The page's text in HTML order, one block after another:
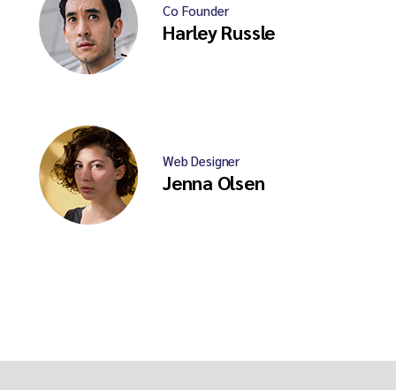
Co Founder
Harley Russle
Web Designer
Jenna Olsen